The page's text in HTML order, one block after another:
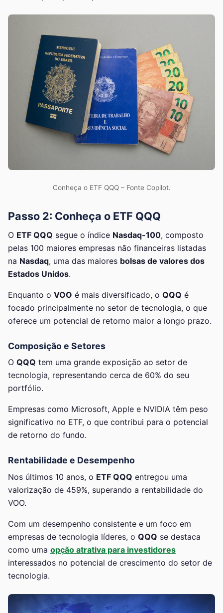
Conheça o ETF QQQ – Fonte Copilot.
Passo 2: Conheça o ETF QQQ
O ETF QQQ segue o índice Nasdaq-100, composto
pelas 100 maiores empresas não financeiras listadas
na Nasdaq, uma das maiores bolsas de valores dos
Estados Unidos.
Enquanto o VOO é mais diversificado, o QQQ é
focado principalmente no setor de tecnologia, o que
oferece um potencial de retorno maior a longo prazo.
Composição e Setores
O QQQ tem uma grande exposição ao setor de
tecnologia, representando cerca de 60% do seu
portfólio.
Empresas como Microsoft, Apple e NVIDIA têm peso
significativo no ETF, o que contribui para o potencial
de retorno do fundo.
Rentabilidade e Desempenho
Nos últimos 10 anos, o ETF QQQ entregou uma
valorização de 459%, superando a rentabilidade do
VOO.
Com um desempenho consistente e um foco em
empresas de tecnologia líderes, o QQQ se destaca
como uma opção atrativa para investidores
interessados no potencial de crescimento do setor de
tecnologia.